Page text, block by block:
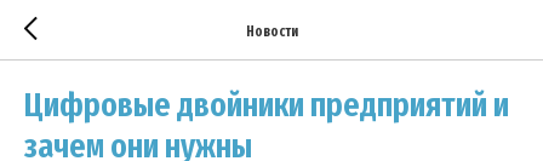
Новости
Цифровые двойники предприятий и
зачем они нужны